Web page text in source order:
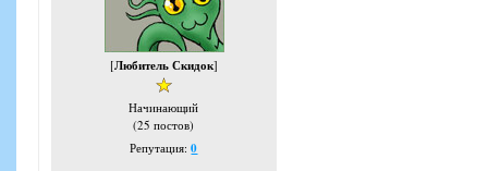
[Любитель Скидок]
Начинающий
(25 постов)
Репутация:0